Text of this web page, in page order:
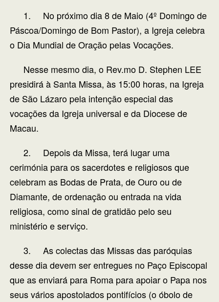
1. No próximo dia 8 de Maio (4º Domingo de
Páscoa/Domingo de Bom Pastor), a Igreja celebra
o Dia Mundial de Oração pelas Vocações.
Nesse mesmo dia, o Rev.mo D. Stephen LEE
presidirá à Santa Missa, às 15:00 horas, na Igreja
de São Lázaro pela intenção especial das
vocações da Igreja universal e da Diocese de
Macau.
2. Depois da Missa, terá lugar uma
cerimónia para os sacerdotes e religiosos que
celebram as Bodas de Prata, de Ouro ou de
Diamante, de ordenação ou entrada na vida
religiosa, como sinal de gratidão pelo seu
ministério e serviço.
3. As colectas das Missas das paróquias
desse dia devem ser entregues no Paço Episcopal
que as enviará para Roma para apoiar o Papa nos
seus vários apostolados pontifícios (o óbolo de